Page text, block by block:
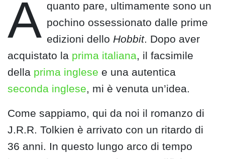
A quanto pare, ultimamente sono un
pochino ossessionato dalle prime
edizioni dello Hobbit. Dopo aver
acquistato la prima italiana, il facsimile
della prima inglese e una autentica
seconda inglese, mi è venuta un’idea.
Come sappiamo, qui da noi il romanzo di
J.R.R. Tolkien è arrivato con un ritardo di
36 anni. In questo lungo arco di tempo